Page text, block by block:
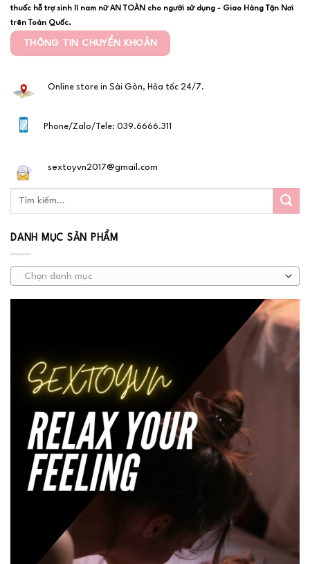
thuốc hỗ trợ sinh lí nam nữ AN TOÀN cho người sử dụng - Giao Hàng Tận Nơi
trên Toàn Quốc.
THÔNG TIN CHUYỂN KHOẢN
Online store in Sài Gòn, Hỏa tốc 24/7.
Phone/Zalo/Tele: 039.6666.311
sextoyvn2017@gmail.com
DANH MỤC SẢN PHẨM
Chọn danh mục